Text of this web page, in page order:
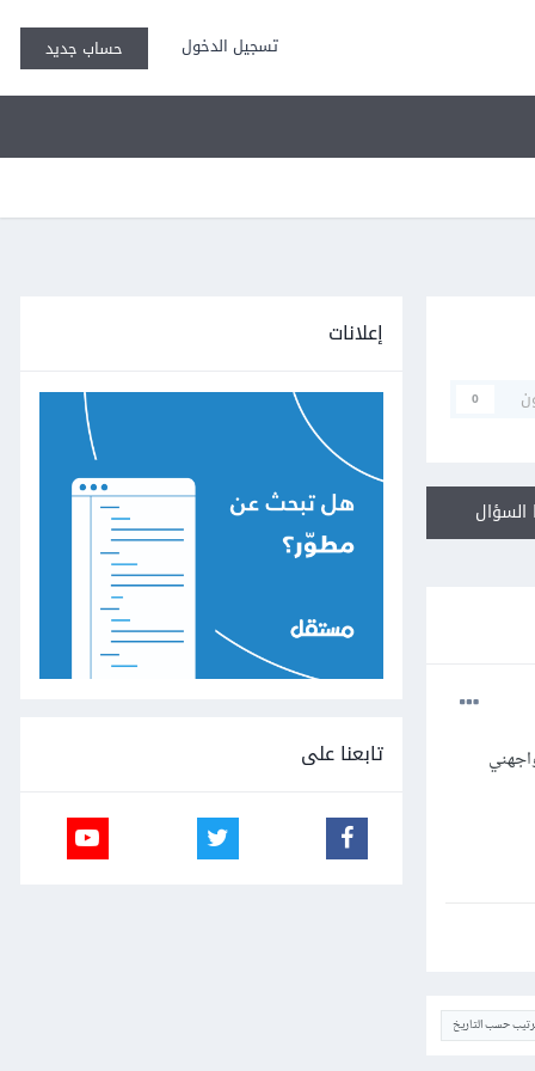
تسجيل الدخول حساب جديد
0
حسب التاريخ
إعلانات
تابعنا على